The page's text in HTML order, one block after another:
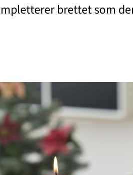
brettet som